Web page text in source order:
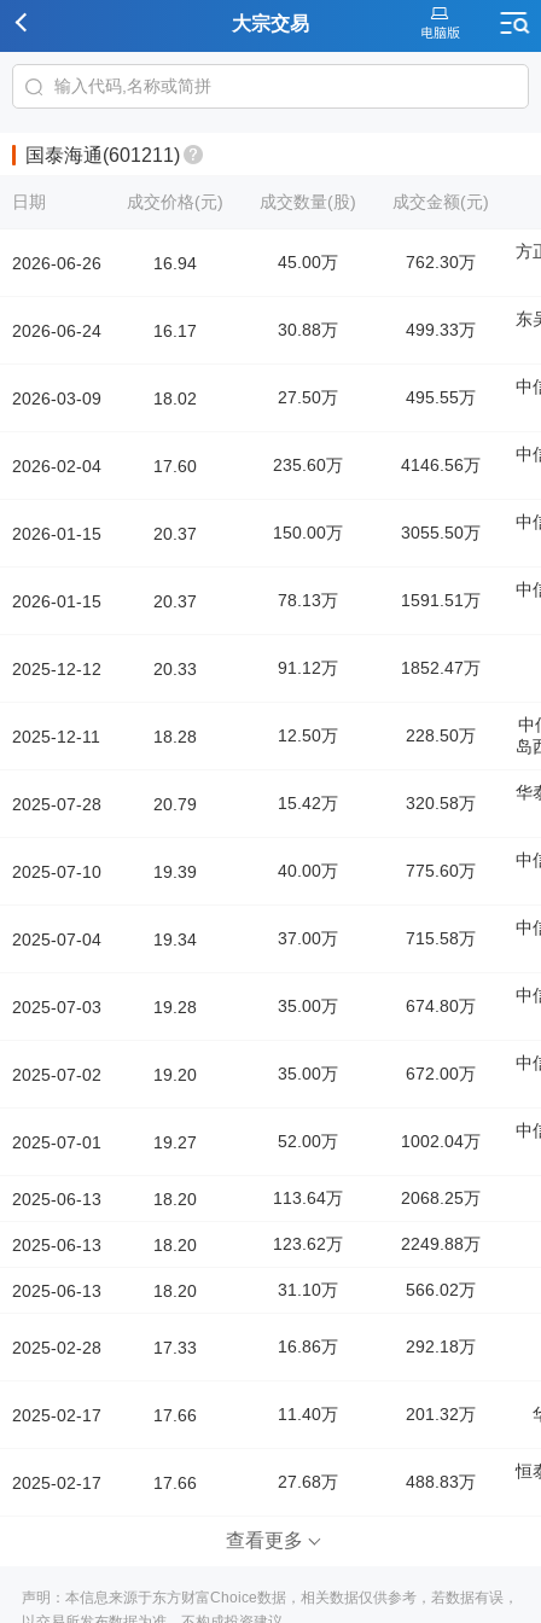
大宗交易
国泰海通(601211)
日期
2026-06-26
2026-06-24
2026-03-09
2026-02-04
2026-01-15
2026-01-15
2025-12-12
2025-12-11
2025-07-28
2025-07-10
2025-07-04
2025-07-03
2025-07-02
2025-07-01
2025-06-13
2025-06-13
2025-06-13
2025-02-28
2025-02-17
2025-02-17
成交价格(元) 成交数量(股) 成交金额(元)
16.94 45.00万 762.30万
方
16.17 30.88万 499.33万
东
18.02 27.50万 495.55万
中
17.60 235.60万 4146.56万
中
20.37 150.00万 3055.50万
中
20.37 78.13万 1591.51万
中
20.33 91.12万 1852.47万
18.28 12.50万 228.50万
中
岛
20.79 15.42万 320.58万
华
19.39 40.00万 775.60万
中
19.34 37.00万 715.58万
中
19.28 35.00万 674.80万
中
19.20 35.00万 672.00万
中
19.27 52.00万 1002.04万
中
18.20 113.64万 2068.25万
18.20 123.62万 2249.88万
18.20 31.10万 566.02万
17.33 16.86万 292.18万
17.66 11.40万 201.32万
17.66 27.68万 488.83万
恒
查看更多
声明：本信息来源于东方财富Choice数据，相关数据仅供参考，若数据有误，